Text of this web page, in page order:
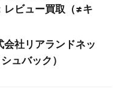
レビュー買取（≠キ
会社リアランドネッ
ュバック）